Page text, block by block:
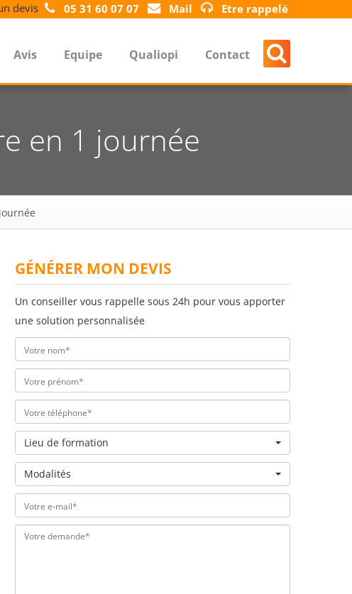
devis 05 31 60 07 07 Mail Etre rappelé
Avis Equipe Qualiopi Contact
en 1 journée
GÉNÉRER MON DEVIS
Un conseiller vous rappelle sous 24h pour vous apporter
une solution personnalisée
Lieu de formation
Modalités